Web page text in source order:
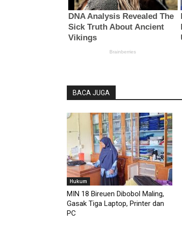
BACA JUGA
Hukum
MIN 18 Bireuen Dibobol Maling,
Gasak Tiga Laptop, Printer dan
PC